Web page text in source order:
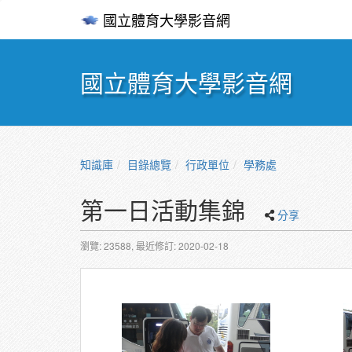
國立體育大學影音網
國立體育大學影音網
知識庫 目錄總覽 行政單位 學務處
第一日活動集錦 分享
瀏覽: 23588, 最近修訂: 2020-02-18